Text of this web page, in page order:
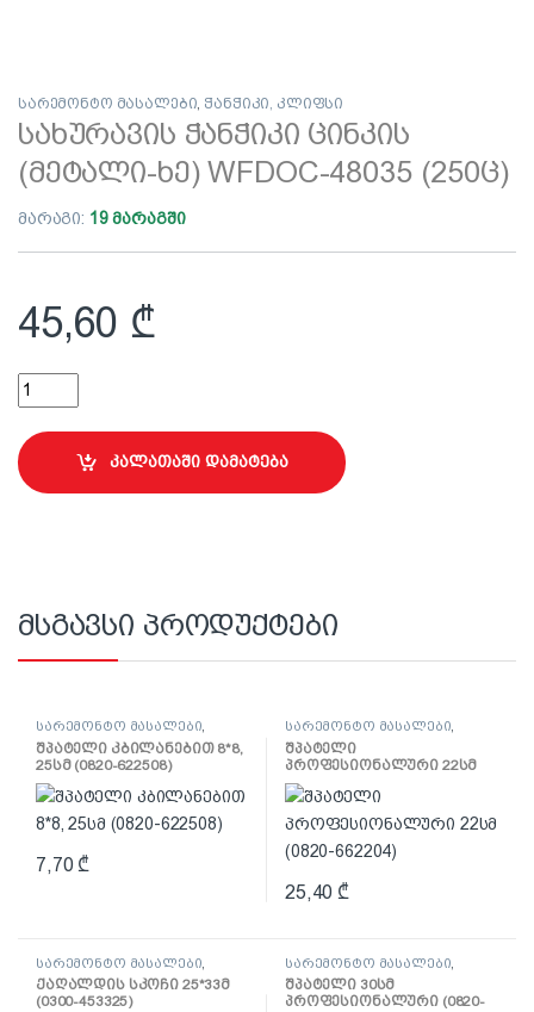
სარემონტო მასალები, ჭანჭიკი, კლიფსი
სახურავის ჭანჭიკი ცინკის
(მეტალი-ხე) WFDOC-48035 (250ც)
მარაგი: 19 მარაგში
45,60 ₾
სახურავის ჭანჭიკი ცინკის (მეტალი-ხე) WFDOC-48035 (250ც)
კალათაში დამატება
მსგავსი პროდუქტები
სარემონტო მასალები
შპატელი, საპრიალებელი,
ქაფჩა
შპატელი კბილანებით 8*8,
25სმ (0820-622508)
7,70 ₾
სარემონტო მასალები
შპატელი, საპრიალებელი,
ქაფჩა
შპატელი
პროფესიონალური 22სმ
(0820-662204)
25,40 ₾
სარემონტო მასალები
ლენტი
ქაღალდის სკოჩი 25*33მ
(0300-453325)
სარემონტო მასალები
შპატელი, საპრიალებელი,
ქაფჩა
შპატელი 30სმ
პროფესიონალური (0820-